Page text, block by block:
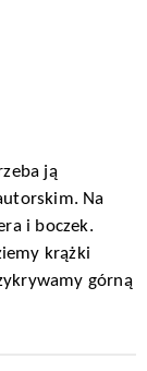
ją
Na
i boczek.
krążki
górną